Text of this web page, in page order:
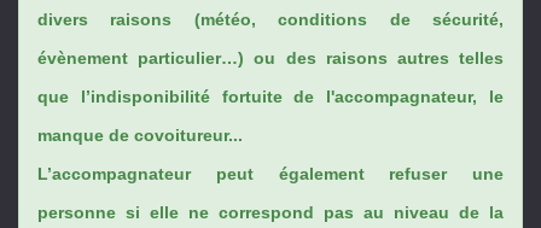
divers raisons (météo, conditions de sécurité,
évènement particulier…) ou des raisons autres telles
que l’indisponibilité fortuite de l'accompagnateur, le
manque de covoitureur...
L’accompagnateur peut également refuser une
personne si elle ne correspond pas au niveau de la